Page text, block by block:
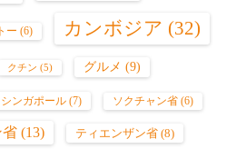
ー (6) カンボジア (32)
クチン (5) グルメ (9)
シンガポール (7) ソクチャン省 (6)
省 (13) ティエンザン省 (8)